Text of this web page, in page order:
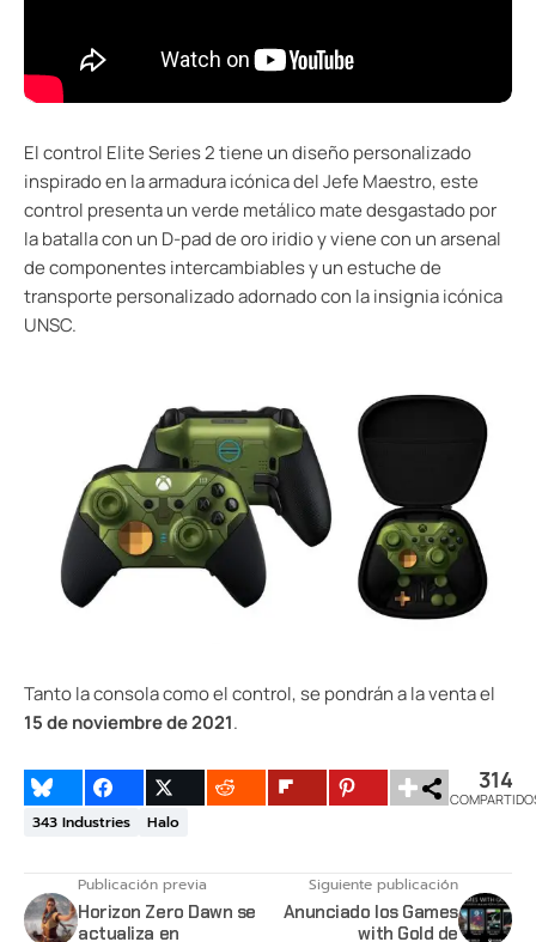
El control Elite Series 2 tiene un diseño personalizado
inspirado en la armadura icónica del Jefe Maestro, este
control presenta un verde metálico mate desgastado por
la batalla con un D-pad de oro iridio y viene con un arsenal
de componentes intercambiables y un estuche de
transporte personalizado adornado con la insignia icónica
UNSC.
Tanto la consola como el control, se pondrán a la venta el
15 de noviembre de 2021.
314
343 Industries Halo
Publicación previa
Horizon Zero Dawn se
actualiza en
Siguiente publicación
Anunciado los Games
with Gold de